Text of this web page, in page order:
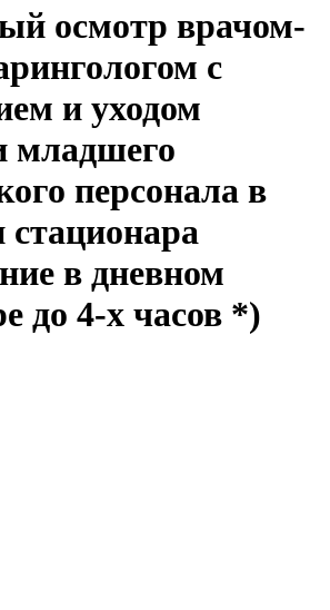
осмотр врачом-
с
и уходом
младшего
персонала в
стационара
в дневном
до 4-х часов *)